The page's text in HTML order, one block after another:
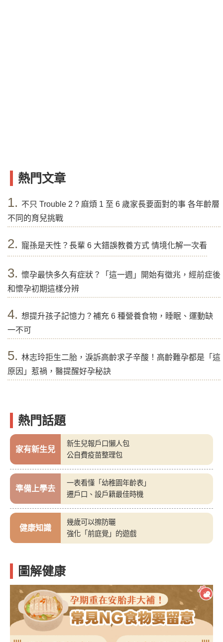
熱門文章
1. 不只 Trouble 2 ? 麻煩 1 至 6 歲家長要面對的事 各年齡層
不同的育兒挑戰
2. 寵孫是天性？長輩 6 大錯誤教養方式 情境化解一次看
3. 懷孕最快多久有症狀？「這一週」開始有徵兆，經前症後
和懷孕初期這樣分辨
4. 想提升孩子記憶力？補充 6 種營養食物，睡眠、運動缺
一不可
5. 林志玲拒生二胎，淚訴高齡求子辛酸！高齡難孕都是「這
原因」惹禍，醫提醒好孕秘訣
熱門話題
家有新生兒
新生兒報戶口懶人包
公自費疫苗整理包
準備上學去
一表看懂「幼稚園年齡表」
遷戶口、設戶籍最佳時機
健康知識
幾歲可以擦防曬
強化「前庭覺」的遊戲
圖解健康